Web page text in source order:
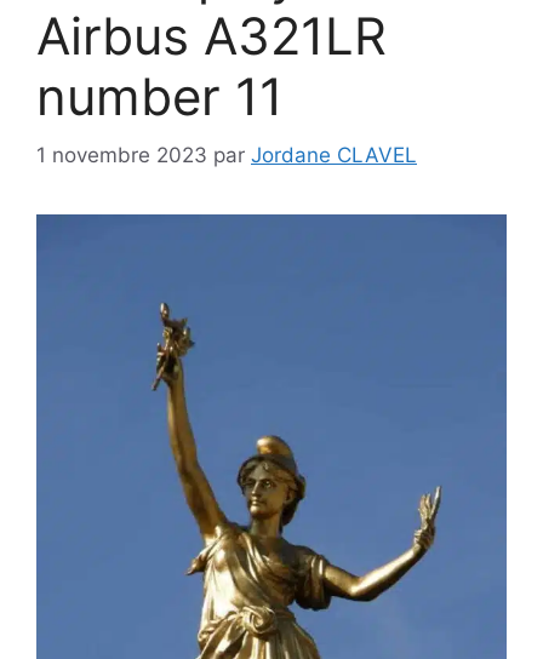
Airbus A321LR
number 11
1 novembre 2023 par Jordane CLAVEL